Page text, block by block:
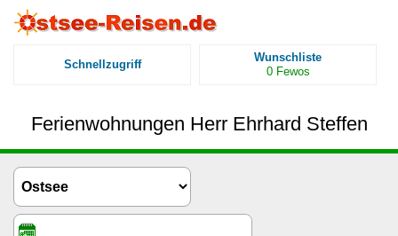
Schnellzugriff
Wunschliste
0 Fewos
Ferienwohnungen Herr Ehrhard Steffen